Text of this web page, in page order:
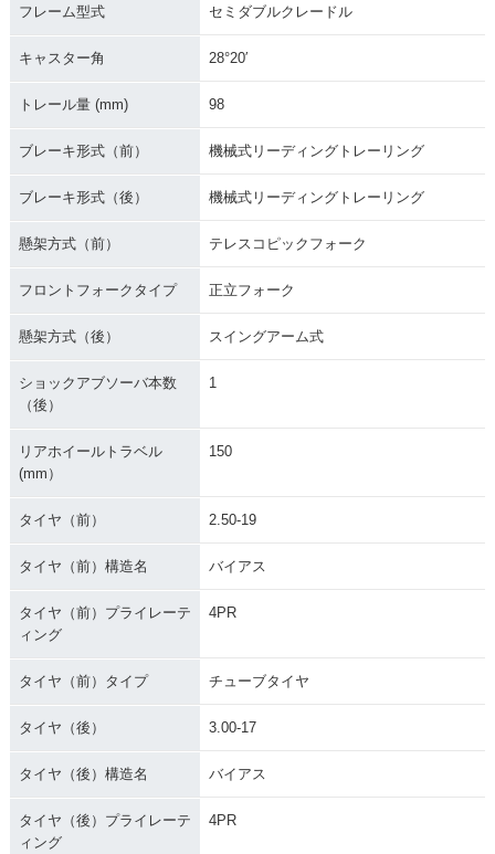
フレーム型式 セミダブルクレードル
キャスター角 28°20′
トレール量 (mm) 98
ブレーキ形式（前） 機械式リーディングトレーリング
ブレーキ形式（後） 機械式リーディングトレーリング
懸架方式（前） テレスコピックフォーク
フロントフォークタイプ 正立フォーク
懸架方式（後） スイングアーム式
ショックアブソーバ本数
（後）
1
リアホイールトラベル
(mm）
150
タイヤ（前） 2.50-19
タイヤ（前）構造名 バイアス
タイヤ（前）プライレーテ
ィング
4PR
タイヤ（前）タイプ チューブタイヤ
タイヤ（後） 3.00-17
タイヤ（後）構造名 バイアス
タイヤ（後）プライレーテ
ィング
4PR